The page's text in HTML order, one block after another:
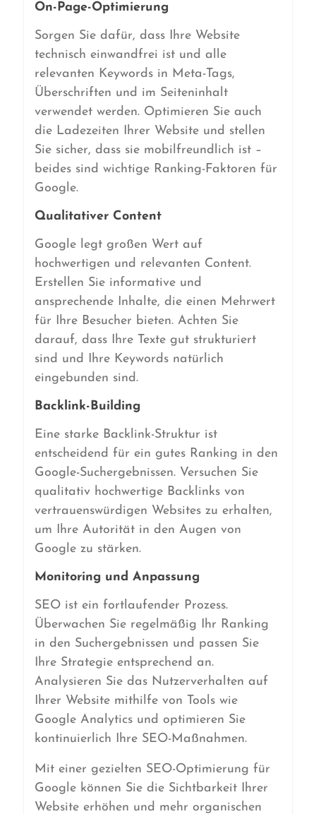
On-Page-Optimierung
Sorgen Sie dafür, dass Ihre Website
technisch einwandfrei ist und alle
relevanten Keywords in Meta-Tags,
Überschriften und im Seiteninhalt
verwendet werden. Optimieren Sie auch
die Ladezeiten Ihrer Website und stellen
Sie sicher, dass sie mobilfreundlich ist –
beides sind wichtige Ranking-Faktoren für
Google.
Qualitativer Content
Google legt großen Wert auf
hochwertigen und relevanten Content.
Erstellen Sie informative und
ansprechende Inhalte, die einen Mehrwert
für Ihre Besucher bieten. Achten Sie
darauf, dass Ihre Texte gut strukturiert
sind und Ihre Keywords natürlich
eingebunden sind.
Backlink-Building
Eine starke Backlink-Struktur ist
entscheidend für ein gutes Ranking in den
Google-Suchergebnissen. Versuchen Sie
qualitativ hochwertige Backlinks von
vertrauenswürdigen Websites zu erhalten,
um Ihre Autorität in den Augen von
Google zu stärken.
Monitoring und Anpassung
SEO ist ein fortlaufender Prozess.
Überwachen Sie regelmäßig Ihr Ranking
in den Suchergebnissen und passen Sie
Ihre Strategie entsprechend an.
Analysieren Sie das Nutzerverhalten auf
Ihrer Website mithilfe von Tools wie
Google Analytics und optimieren Sie
kontinuierlich Ihre SEO-Maßnahmen.
Mit einer gezielten SEO-Optimierung für
Google können Sie die Sichtbarkeit Ihrer
Website erhöhen und mehr organischen